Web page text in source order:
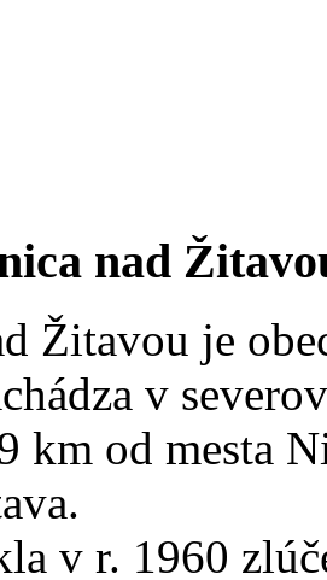
nad
Žitavou je
v
km od mesta
v r. 1960